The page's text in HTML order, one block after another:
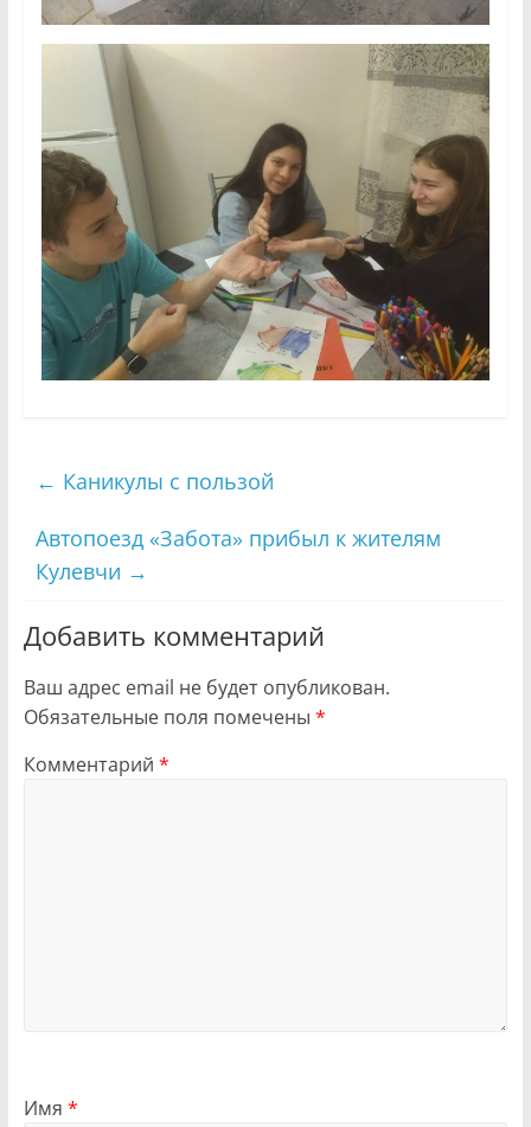
← Каникулы с пользой
Автопоезд «Забота» прибыл к жителям
Кулевчи →
Добавить комментарий
Ваш адрес email не будет опубликован.
Обязательные поля помечены *
Комментарий *
Имя *